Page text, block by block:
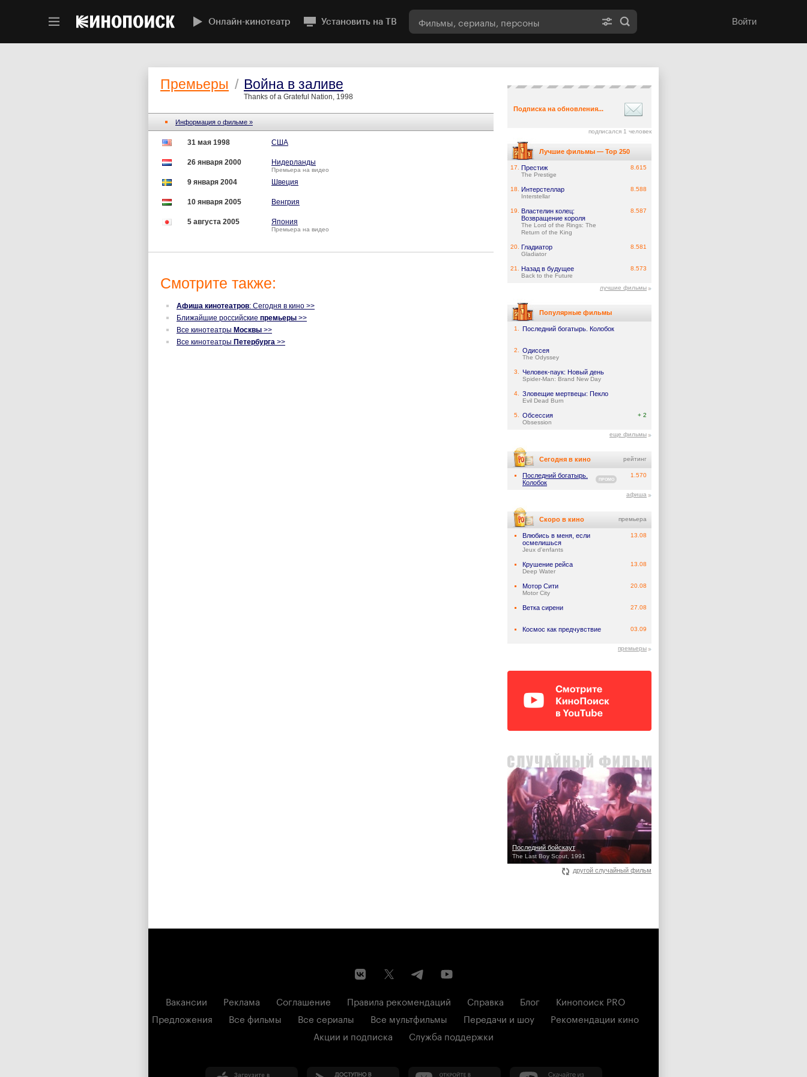
Онлайн-кинотеатр Установить на ТВ Войти
Премьеры / Война в заливе
Thanks of a Grateful Nation, 1998
Информация о фильме »
31 мая 1998 США
26 января 2000 Нидерланды
Премьера на видео
9 января 2004 Швеция
10 января 2005 Венгрия
5 августа 2005 Япония
Премьера на видео
Смотрите также:
Афиша кинотеатров: Сегодня в кино >>
Ближайшие российские премьеры >>
Все кинотеатры Москвы >>
Все кинотеатры Петербурга >>
Подписка на обновления...
подписался 1 человек
Лучшие фильмы — Top 250
17. Престиж
The Prestige
8.615
18. Интерстеллар
Interstellar
8.588
19.
Властелин колец:
Возвращение короля
The Lord of the Rings: The
Return of the King
8.587
20. Гладиатор
Gladiator
8.581
21. Назад в будущее
Back to the Future
8.573
лучшие фильмы
Популярные фильмы
1. Последний богатырь. Колобок
2. Одиссея
The Odyssey
3. Человек-паук: Новый день
Spider-Man: Brand New Day
4. Зловещие мертвецы: Пекло
Evil Dead Burn
5. Обсессия
Obsession
+ 2
еще фильмы
Сегодня в кино рейтинг
Последний богатырь.
Колобок
ПРОМО
1.570
афиша
Скоро в кино премьера
Влюбись в меня, если
осмелишься
Jeux d'enfants
13.08
Крушение рейса
Deep Water
13.08
Мотор Сити
Motor City
20.08
Ветка сирени 27.08
Космос как предчувствие 03.09
премьеры
Последний бойскаут
The Last Boy Scout, 1991
другой случайный фильм
Вакансии Реклама Соглашение Правила рекомендаций Справка Блог
Кинопоиск PRO
Предложения
Все фильмы Все сериалы Все мультфильмы Передачи и шоу
Рекомендации кино
Акции и подписка
Служба поддержки